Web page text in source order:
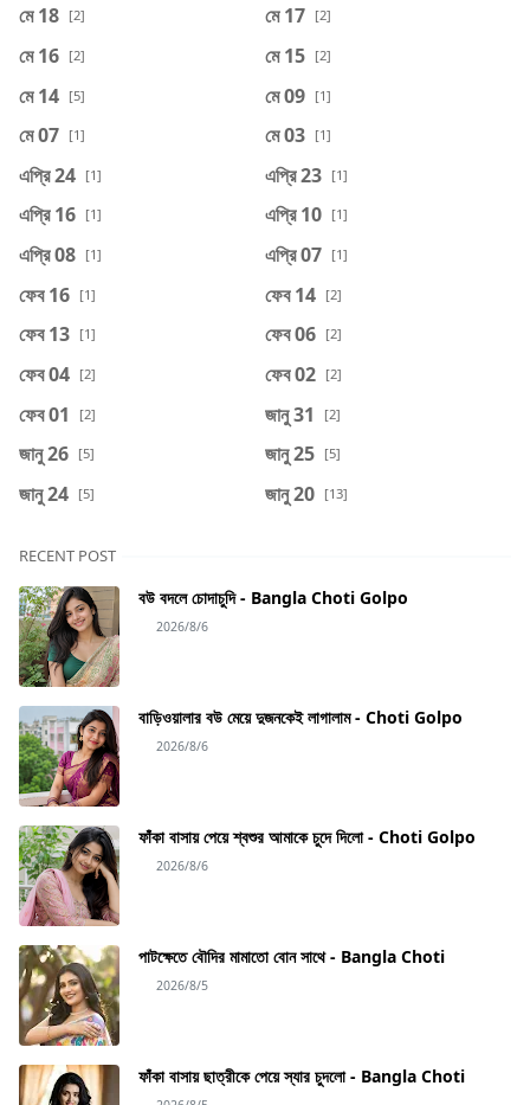
মে 18 [2] মে 17 [2]
মে 16 [2] মে 15 [2]
মে 14 [5] মে 09 [1]
মে 07 [1] মে 03 [1]
এপ্রি 24 [1] এপ্রি 23 [1]
এপ্রি 16 [1] এপ্রি 10 [1]
এপ্রি 08 [1] এপ্রি 07 [1]
ফেব 16 [1] ফেব 14 [2]
ফেব 13 [1] ফেব 06 [2]
ফেব 04 [2] ফেব 02 [2]
ফেব 01 [2] জানু 31 [2]
জানু 26 [5] জানু 25 [5]
জানু 24 [5] জানু 20 [13]
RECENT POST
বউ বদলে চোদাচুদি - Bangla Choti Golpo
2026/8/6
বাড়িওয়ালার বউ মেয়ে দুজনকেই লাগালাম - Choti Golpo
2026/8/6
ফাঁকা বাসায় পেয়ে শ্বশুর আমাকে চুদে দিলো - Choti Golpo
2026/8/6
পাটক্ষেতে বৌদির মামাতো বোন সাথে - Bangla Choti
2026/8/5
ফাঁকা বাসায় ছাত্রীকে পেয়ে স্যার চুদলো - Bangla Choti